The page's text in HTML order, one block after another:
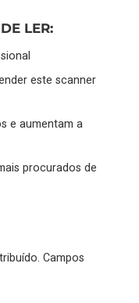
LER:
este scanner
e aumentam a
procurados de
Campos